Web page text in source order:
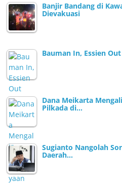
Banjir Bandang di
Dievakuasi
Bauman In, Essien Out
Dana Meikarta
Pilkada di…
Sugianto Nangolah
Daerah…